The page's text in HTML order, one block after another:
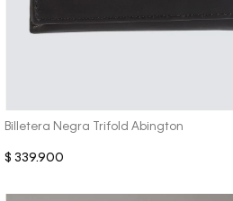
Billetera Negra Trifold Abington
$ 339.900